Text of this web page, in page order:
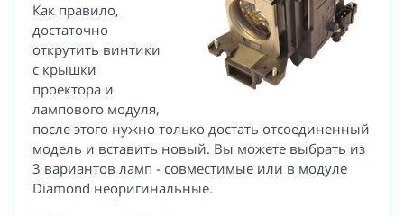
Как правило,
достаточно
открутить винтики
с крышки
проектора и
лампового модуля,
после этого нужно только достать отсоединенный
модель и вставить новый. Вы можете выбрать из
3 вариантов ламп - совместимые или в модуле
Diamond неоригинальные.